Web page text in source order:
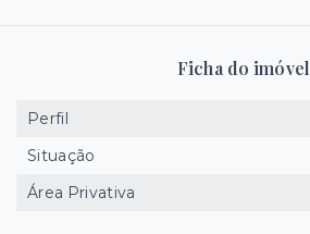
Ficha do imóvel
Perfil
Situação
Área Privativa